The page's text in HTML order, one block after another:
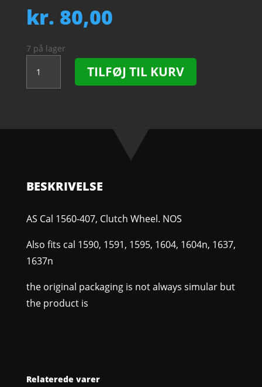
kr. 80,00
7 på lager
Cal
1560-
Wheel.
TILFØJ TIL KURV
BESKRIVELSE
AS Cal 1560-407, Clutch Wheel. NOS
Also fits cal 1590, 1591, 1595, 1604, 1604n, 1637,
1637n
the original packaging is not always simular but
the product is
Relaterede varer